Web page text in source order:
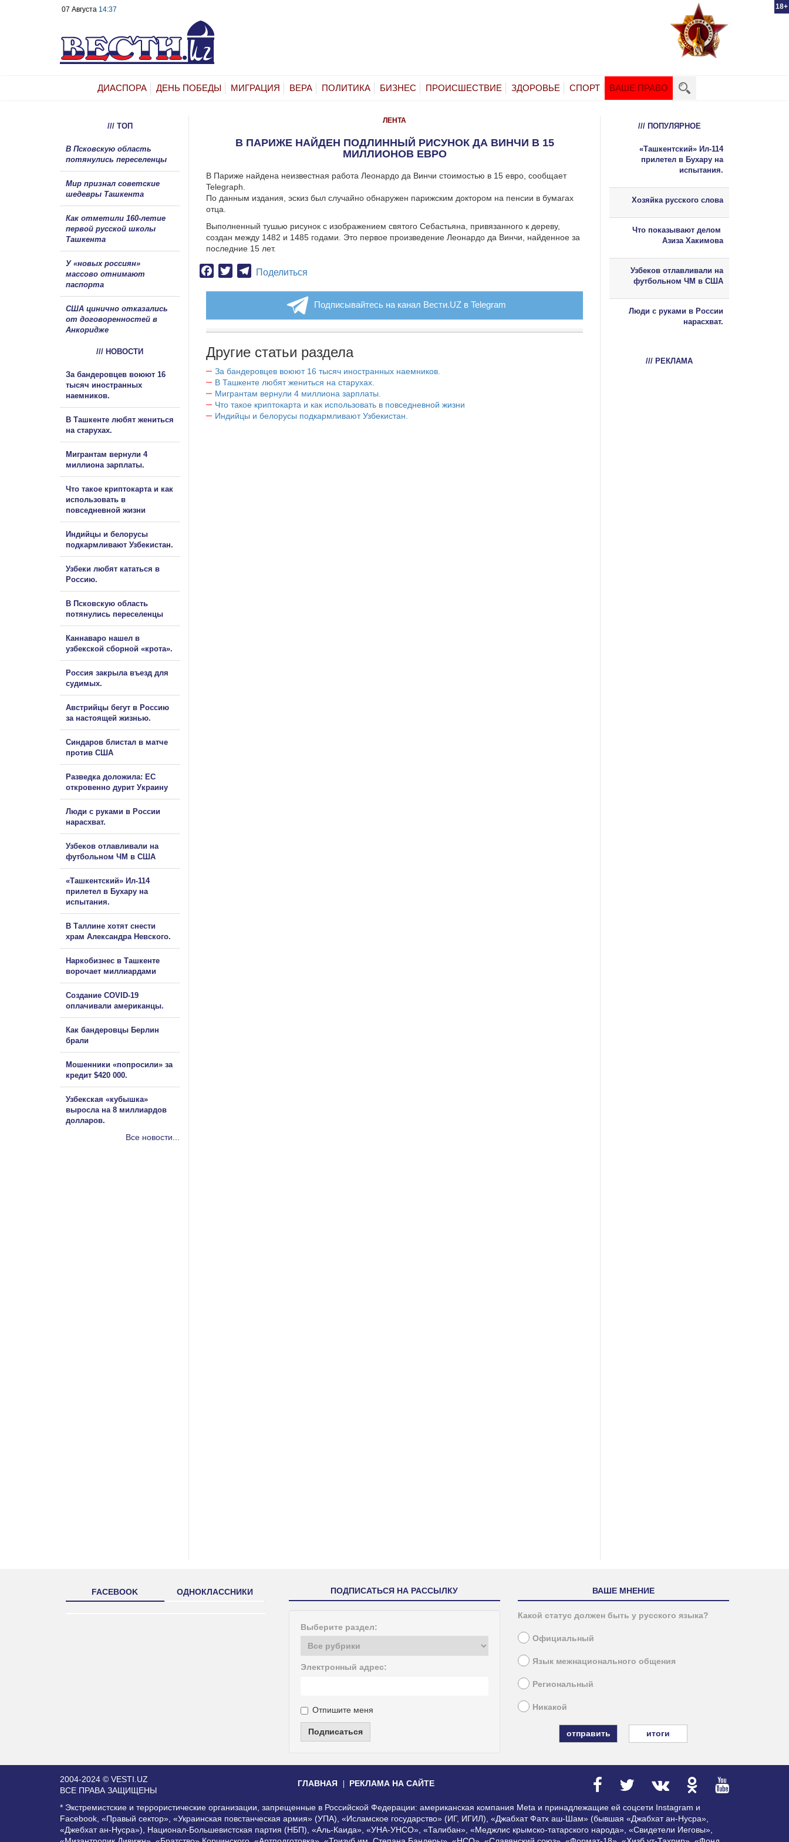
18+
07 Августа 14:37
ДИАСПОРА ДЕНЬ ПОБЕДЫ МИГРАЦИЯ ВЕРА ПОЛИТИКА БИЗНЕС ПРОИСШЕСТВИЕ ЗДОРОВЬЕ СПОРТ ВАШЕ ПРАВО
ЛЕНТА
В ПАРИЖЕ НАЙДЕН ПОДЛИННЫЙ РИСУНОК ДА ВИНЧИ В 15
МИЛЛИОНОВ ЕВРО
В Париже найдена неизвестная работа Леонардо да Винчи стоимостью в 15 евро, сообщает
Telegraph.
По данным издания, эскиз был случайно обнаружен парижским доктором на пенсии в бумагах
отца.
Выполненный тушью рисунок с изображением святого Себастьяна, привязанного к дереву,
создан между 1482 и 1485 годами. Это первое произведение Леонардо да Винчи, найденное за
последние 15 лет.
Facebook
TwitterTelegram
Поделиться
Подписывайтесь на канал Вести.UZ в Telegram
Другие статьи раздела
За бандеровцев воюют 16 тысяч иностранных наемников.
В Ташкенте любят жениться на старухах.
Мигрантам вернули 4 миллиона зарплаты.
Что такое криптокарта и как использовать в повседневной жизни
Индийцы и белорусы подкармливают Узбекистан.
/// ТОП
В Псковскую область
потянулись переселенцы
Мир признал советские
шедевры Ташкента
Как отметили 160-летие
первой русской школы
Ташкента
У «новых россиян»
массово отнимают
паспорта
США цинично отказались
от договоренностей в
Анкоридже
/// НОВОСТИ
За бандеровцев воюют 16
тысяч иностранных
наемников.
В Ташкенте любят жениться
на старухах.
Мигрантам вернули 4
миллиона зарплаты.
Что такое криптокарта и как
использовать в
повседневной жизни
Индийцы и белорусы
подкармливают Узбекистан.
Узбеки любят кататься в
Россию.
В Псковскую область
потянулись переселенцы
Каннаваро нашел в
узбекской сборной «крота».
Россия закрыла въезд для
судимых.
Австрийцы бегут в Россию
за настоящей жизнью.
Синдаров блистал в матче
против США
Разведка доложила: ЕС
откровенно дурит Украину
Люди с руками в России
нарасхват.
Узбеков отлавливали на
футбольном ЧМ в США
«Ташкентский» Ил-114
прилетел в Бухару на
испытания.
В Таллине хотят снести
храм Александра Невского.
Наркобизнес в Ташкенте
ворочает миллиардами
Создание COVID-19
оплачивали американцы.
Как бандеровцы Берлин
брали
Мошенники «попросили» за
кредит $420 000.
Узбекская «кубышка»
выросла на 8 миллиардов
долларов.
Все новости...
/// ПОПУЛЯРНОЕ
«Ташкентский» Ил-114
прилетел в Бухару на
испытания.
Хозяйка русского слова
Что показывают делом
Азиза Хакимова
Узбеков отлавливали на
футбольном ЧМ в США
Люди с руками в России
нарасхват.
/// РЕКЛАМА
FACEBOOK ОДНОКЛАССНИКИ ПОДПИСАТЬСЯ НА РАССЫЛКУ
Выберите раздел:
Электронный адрес:
Отпишите меня
Подписаться
ВАШЕ МНЕНИЕ
Какой статус должен быть у русского языка?
Официальный
Язык межнационального общения
Региональный
Никакой
итоги
2004-2024 © VESTI.UZ
ВСЕ ПРАВА ЗАЩИЩЕНЫ
ГЛАВНАЯ РЕКЛАМА НА САЙТЕ
* Экстремистские и террористические организации, запрещенные в Российской Федерации: американская компания Meta и принадлежащие ей соцсети Instagram и
Facebook, «Правый сектор», «Украинская повстанческая армия» (УПА), «Исламское государство» (ИГ, ИГИЛ), «Джабхат Фатх аш-Шам» (бывшая «Джабхат ан-Нусра»,
«Джебхат ан-Нусра»), Национал-Большевистская партия (НБП), «Аль-Каида», «УНА-УНСО», «Талибан», «Меджлис крымско-татарского народа», «Свидетели Иеговы»,